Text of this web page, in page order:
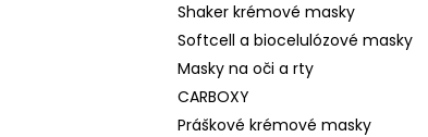
Shaker krémové masky
Softcell a biocelulózové masky
Masky na oči a rty
CARBOXY
Práškové krémové masky